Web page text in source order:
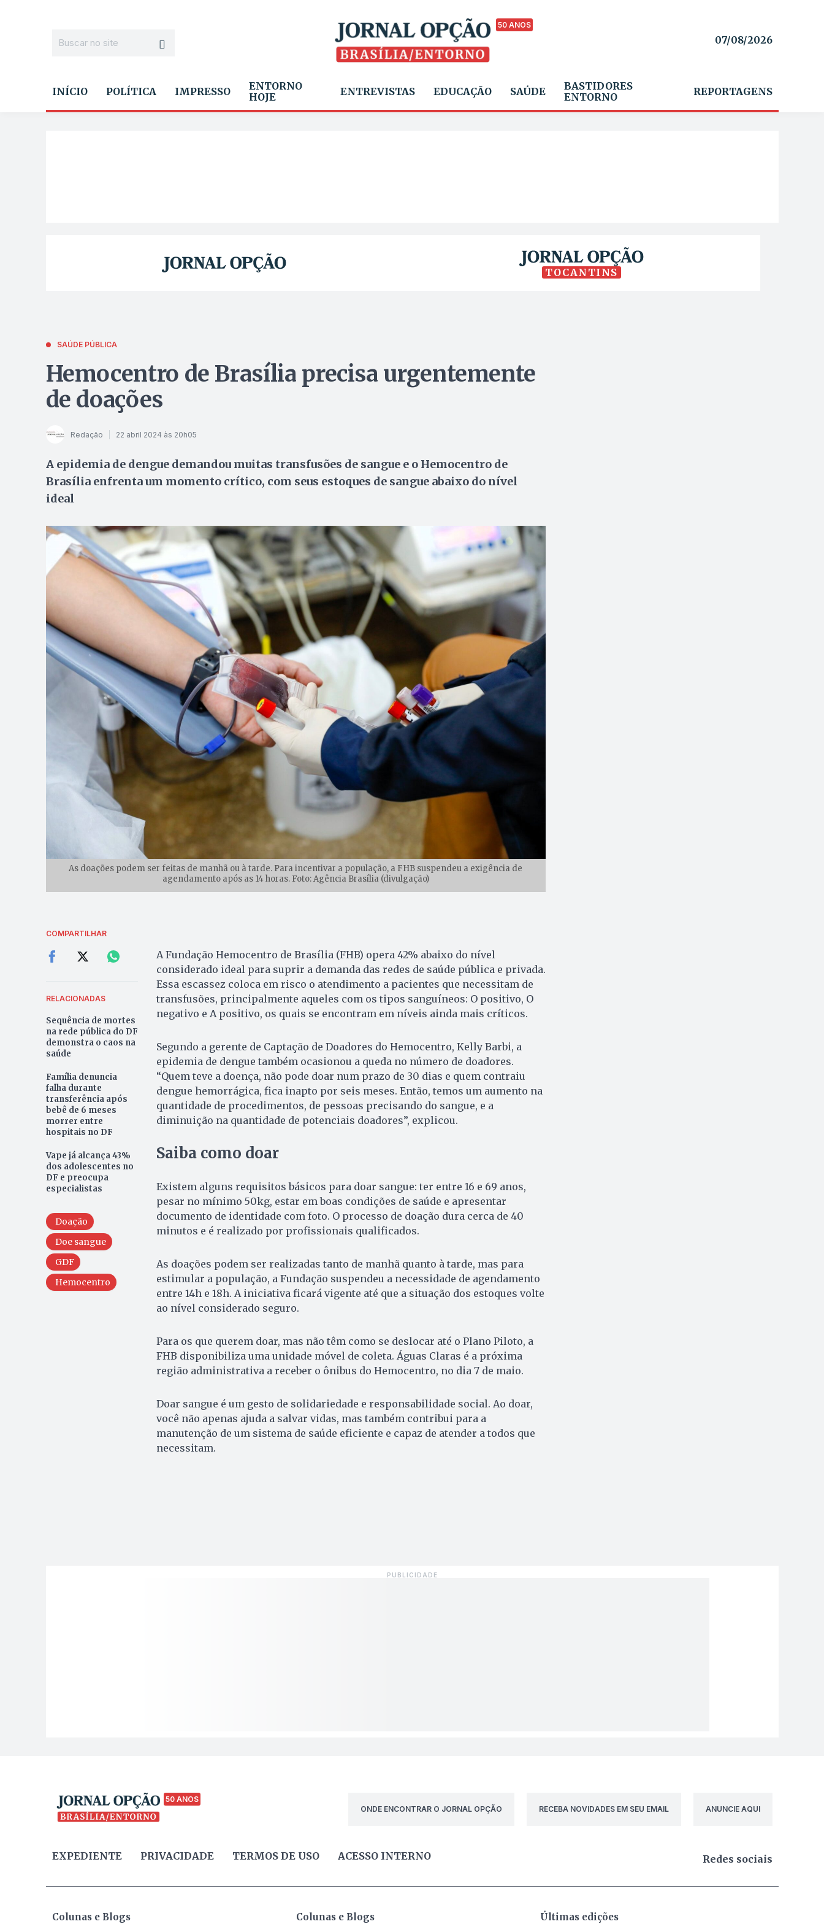
50 ANOS
07/08/2026
INÍCIO POLÍTICA IMPRESSO
ENTORNO
HOJE
ENTREVISTAS EDUCAÇÃO SAÚDE
BASTIDORES
ENTORNO
REPORTAGENS
TOCANTINS
SAÚDE PÚBLICA
Hemocentro de Brasília precisa urgentemente
de doações
Redação 22 abril 2024 às 20h05
A epidemia de dengue demandou muitas transfusões de sangue e o Hemocentro de
Brasília enfrenta um momento crítico, com seus estoques de sangue abaixo do nível
ideal
As doações podem ser feitas de manhã ou à tarde. Para incentivar a população, a FHB suspendeu a exigência de
agendamento após as 14 horas. Foto: Agência Brasília (divulgação)
COMPARTILHAR
RELACIONADAS
Sequência de mortes
na rede pública do DF
demonstra o caos na
saúde
Família denuncia
falha durante
transferência após
bebê de 6 meses
morrer entre
hospitais no DF
Vape já alcança 43%
dos adolescentes no
DF e preocupa
especialistas
Doação
Doe sangue
GDF
Hemocentro
A Fundação Hemocentro de Brasília (FHB) opera 42% abaixo do nível
considerado ideal para suprir a demanda das redes de saúde pública e privada.
Essa escassez coloca em risco o atendimento a pacientes que necessitam de
transfusões, principalmente aqueles com os tipos sanguíneos: O positivo, O
negativo e A positivo, os quais se encontram em níveis ainda mais críticos.
Segundo a gerente de Captação de Doadores do Hemocentro, Kelly Barbi, a
epidemia de dengue também ocasionou a queda no número de doadores.
“Quem teve a doença, não pode doar num prazo de 30 dias e quem contraiu
dengue hemorrágica, fica inapto por seis meses. Então, temos um aumento na
quantidade de procedimentos, de pessoas precisando do sangue, e a
diminuição na quantidade de potenciais doadores”, explicou.
Saiba como doar
Existem alguns requisitos básicos para doar sangue: ter entre 16 e 69 anos,
pesar no mínimo 50kg, estar em boas condições de saúde e apresentar
documento de identidade com foto. O processo de doação dura cerca de 40
minutos e é realizado por profissionais qualificados.
As doações podem ser realizadas tanto de manhã quanto à tarde, mas para
estimular a população, a Fundação suspendeu a necessidade de agendamento
entre 14h e 18h. A iniciativa ficará vigente até que a situação dos estoques volte
ao nível considerado seguro.
Para os que querem doar, mas não têm como se deslocar até o Plano Piloto, a
FHB disponibiliza uma unidade móvel de coleta. Águas Claras é a próxima
região administrativa a receber o ônibus do Hemocentro, no dia 7 de maio.
Doar sangue é um gesto de solidariedade e responsabilidade social. Ao doar,
você não apenas ajuda a salvar vidas, mas também contribui para a
manutenção de um sistema de saúde eficiente e capaz de atender a todos que
necessitam.
50 ANOS
ONDE ENCONTRAR O JORNAL OPÇÃO
RECEBA NOVIDADES EM SEU EMAIL ANUNCIE AQUI
EXPEDIENTE PRIVACIDADE TERMOS DE USO ACESSO INTERNO Redes sociais
Colunas e Blogs Colunas e Blogs Últimas edições